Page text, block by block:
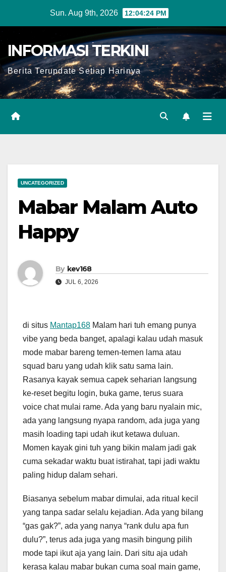
Sun. Aug 9th, 2026 12:04:25 PM
INFORMASI TERKINI
Berita Terupdate Setiap Harinya
UNCATEGORIZED
Mabar Malam Auto
Happy
By kev168
JUL 6, 2026
di situs Mantap168 Malam hari tuh emang punya
vibe yang beda banget, apalagi kalau udah masuk
mode mabar bareng temen-temen lama atau
squad baru yang udah klik satu sama lain.
Rasanya kayak semua capek seharian langsung
ke-reset begitu login, buka game, terus suara
voice chat mulai rame. Ada yang baru nyalain mic,
ada yang langsung nyapa random, ada juga yang
masih loading tapi udah ikut ketawa duluan.
Momen kayak gini tuh yang bikin malam jadi gak
cuma sekadar waktu buat istirahat, tapi jadi waktu
paling hidup dalam sehari.
Biasanya sebelum mabar dimulai, ada ritual kecil
yang tanpa sadar selalu kejadian. Ada yang bilang
“gas gak?”, ada yang nanya “rank dulu apa fun
dulu?”, terus ada juga yang masih bingung pilih
mode tapi ikut aja yang lain. Dari situ aja udah
kerasa kalau mabar bukan cuma soal main game,